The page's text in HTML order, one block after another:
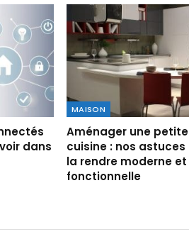
dans
MAISON
Aménager une petite
cuisine : nos astuces
la rendre moderne et
fonctionnelle